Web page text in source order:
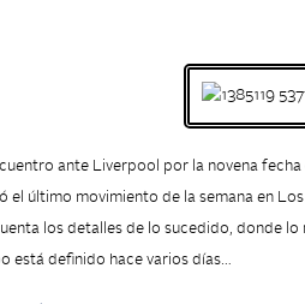
ante Liverpool por la novena
el último movimiento de la semana en
los detalles de lo sucedido, donde
está definido hace varios días…